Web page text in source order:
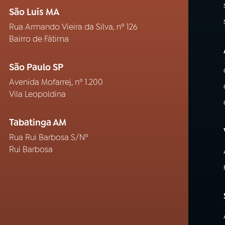
São Luís MA
Rua Armando Vieira da Silva, nº 126
Bairro de Fátima
São Paulo SP
Avenida Mofarrej, nº 1.200
Vila Leopoldina
Tabatinga AM
Rua Rui Barbosa S/Nº
Rui Barbosa